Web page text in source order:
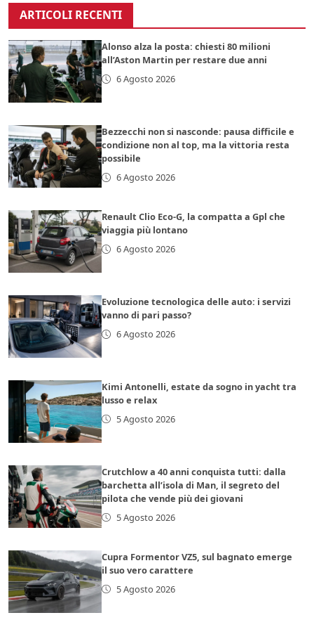
ARTICOLI RECENTI
Alonso alza la posta: chiesti 80 milioni
all’Aston Martin per restare due anni
6 Agosto 2026
Bezzecchi non si nasconde: pausa difficile e
condizione non al top, ma la vittoria resta
possibile
6 Agosto 2026
Renault Clio Eco-G, la compatta a Gpl che
viaggia più lontano
6 Agosto 2026
Evoluzione tecnologica delle auto: i servizi
vanno di pari passo?
6 Agosto 2026
Kimi Antonelli, estate da sogno in yacht tra
lusso e relax
5 Agosto 2026
Crutchlow a 40 anni conquista tutti: dalla
barchetta all’isola di Man, il segreto del
pilota che vende più dei giovani
5 Agosto 2026
Cupra Formentor VZ5, sul bagnato emerge
il suo vero carattere
5 Agosto 2026